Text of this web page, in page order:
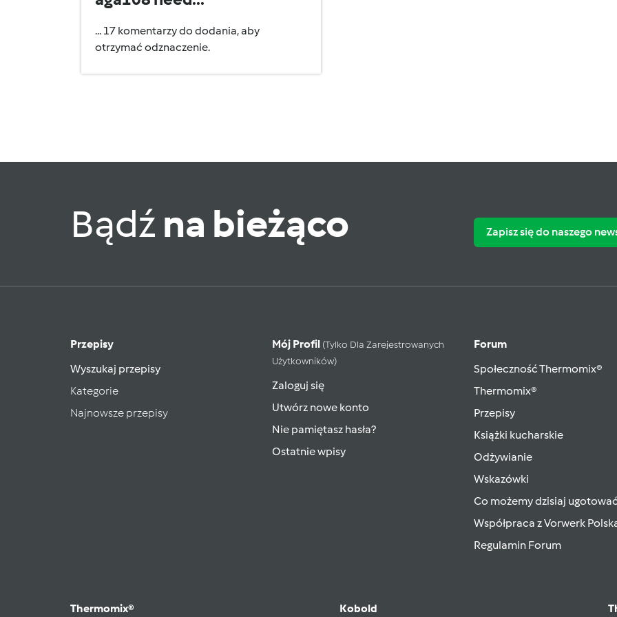
... 17 komentarzy do dodania, aby
otrzymać odznaczenie.
Bądź na bieżąco Zapisz się do naszego
Przepisy
Wyszukaj przepisy
Kategorie
Najnowsze przepisy
Mój Profil (tylko Dla Zarejestrowanych
Użytkowników)
Zaloguj się
Utwórz nowe konto
Nie pamiętasz hasła?
Ostatnie wpisy
Forum
Społeczność Thermomix®
Thermomix®
Przepisy
Książki kucharskie
Odżywianie
Wskazówki
Co możemy dzisiaj
Współpraca z Vorwerk
Regulamin Forum
Thermomix® Kobold